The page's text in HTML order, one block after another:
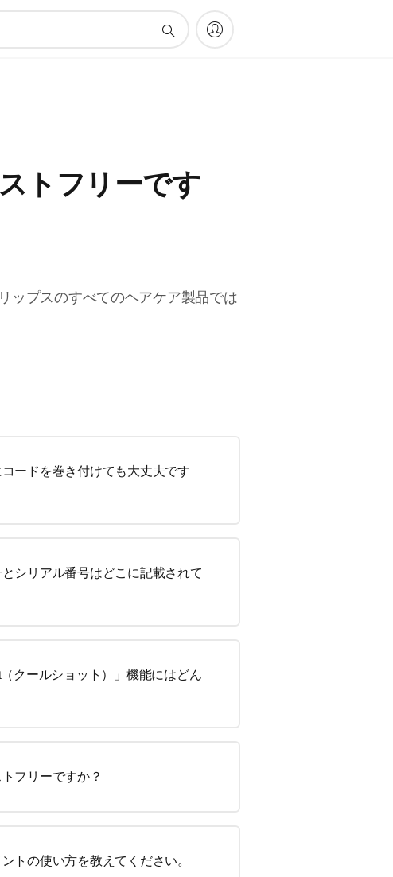
トフリーです
ップスのすべてのヘアケア製品では
ードを巻き付けても大丈夫です
シリアル番号はどこに記載されて
クールショット）」機能にはどん
フリーですか？
トの使い方を教えてください。